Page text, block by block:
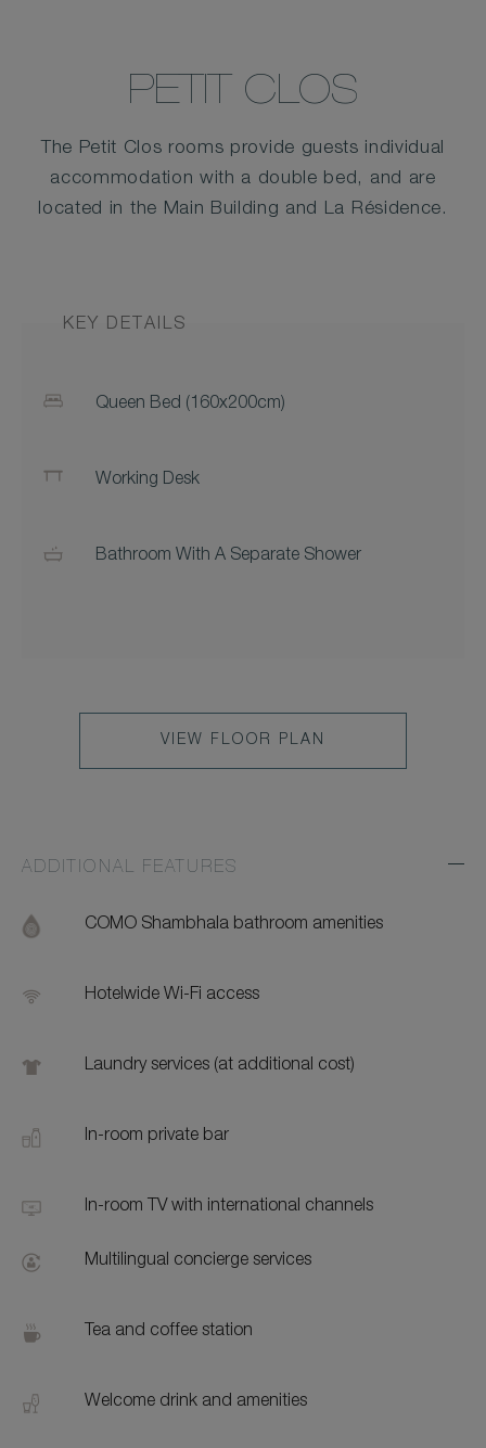
PETIT CLOS
The Petit Clos rooms provide guests individual
accommodation with a double bed, and are
located in the Main Building and La Résidence.
KEY DETAILS
Queen Bed (160x200cm)
Working Desk
Bathroom With A Separate Shower
VIEW FLOOR PLAN
ADDITIONAL FEATURES
COMO Shambhala bathroom amenities
Hotelwide Wi-Fi access
Laundry services (at additional cost)
In-room private bar
In-room TV with international channels
Multilingual concierge services
Tea and coffee station
Welcome drink and amenities